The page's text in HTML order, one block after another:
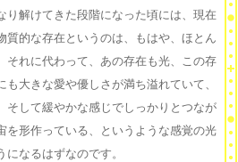
り解けてきた段階になった頃には、現在
質的な存在というのは、もはや、ほとん
それに代わって、あの存在も光、この存
大きな愛や優しさが満ち溢れていて、
そして緩やかな感じでしっかりとつなが
を形作っている、というような感覚の光
なるはずなのです。